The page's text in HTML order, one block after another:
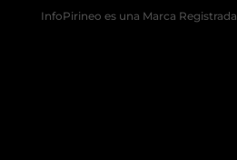
InfoPirineo es una Marca Registrada